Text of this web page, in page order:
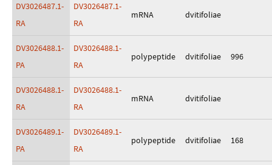
DV3026487.1-
RA
DV3026487.1-
RA
mRNA dvitifoliae
DV3026488.1-
PA
DV3026488.1-
RA
polypeptide dvitifoliae 996
DV3026488.1-
RA
DV3026488.1-
RA
mRNA dvitifoliae
DV3026489.1-
PA
DV3026489.1-
RA
polypeptide dvitifoliae 168